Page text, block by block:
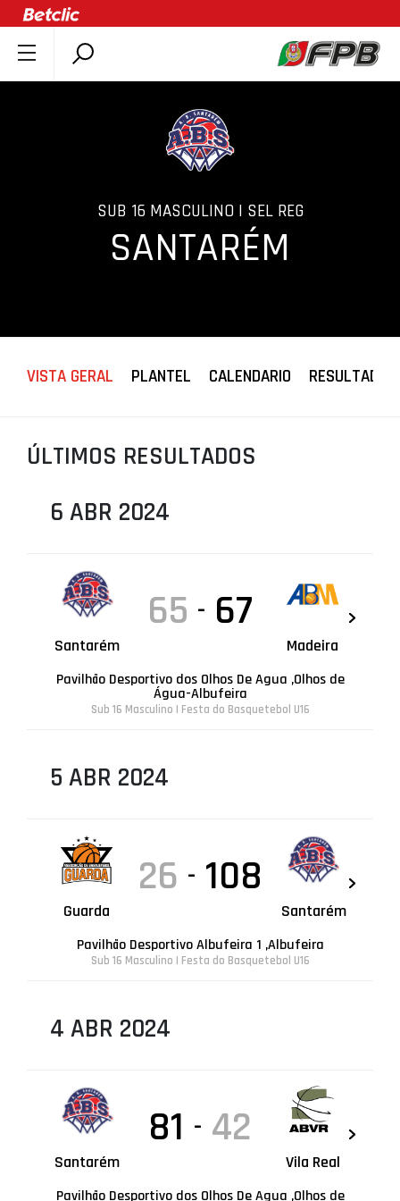
SOBRE A FPB
ASSOCIAÇÕES
SELEÇÕES
MINIBASQUETE
LIGA BETCLIC MASCULINA
SUB 16 MASCULINO | SEL REG
SANTARÉM
VISTA GERAL PLANTEL CALENDARIO RESULTADOS
ÚLTIMOS RESULTADOS
6 ABR 2024
Santarém
65 - 67
Madeira
Pavilhão Desportivo dos Olhos De Agua ,Olhos de
Água-Albufeira
Sub 16 Masculino | Festa do Basquetebol U16
5 ABR 2024
Guarda
26 - 108
Santarém
Pavilhão Desportivo Albufeira 1 ,Albufeira
Sub 16 Masculino | Festa do Basquetebol U16
4 ABR 2024
Santarém
81 - 42
Vila Real
Pavilhão Desportivo dos Olhos De Agua ,Olhos de